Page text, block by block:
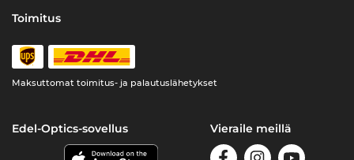
Toimitus
Maksuttomat toimitus- ja palautuslähetykset
Edel-Optics-sovellus Vieraile meillä